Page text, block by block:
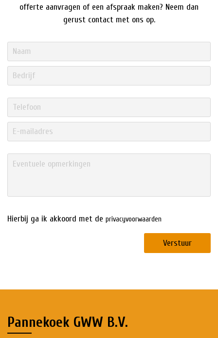
offerte aanvragen of een afspraak maken? Neem dan
gerust contact met ons op.
Hierbij ga ik akkoord met de privacyvoorwaarden
Verstuur
Pannekoek GWW B.V.